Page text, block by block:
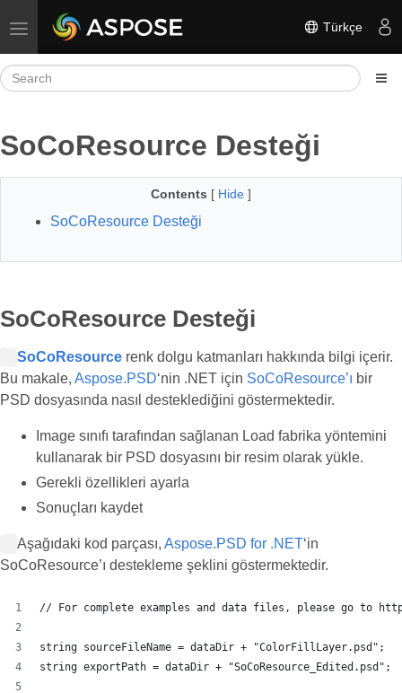
Toggle navigation Türkçe
SoCoResource Desteği
Contents [ Hide ]
SoCoResource Desteği
SoCoResource Desteği
SoCoResourcerenk dolgu katmanları hakkında bilgi içerir.
Bu makale, Aspose.PSD‘nin .NET için SoCoResource’ı bir
PSD dosyasında nasıl desteklediğini göstermektedir.
Image sınıfı tarafından sağlanan Load fabrika yöntemini
kullanarak bir PSD dosyasını bir resim olarak yükle.
Gerekli özellikleri ayarla
Sonuçları kaydet
Aşağıdaki kod parçası, Aspose.PSD for .NET‘in
SoCoResource’ı destekleme şeklini göstermektedir.
// For complete examples and data files, please go to
string sourceFileName = dataDir + "ColorFillLayer.psd";
string exportPath = dataDir + "SoCoResource_Edited.psd";